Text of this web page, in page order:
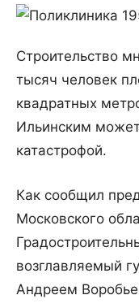
Строительство
тысяч человек
квадратных
Ильинским может
катастрофой.
Как сообщил
Московского
возглавляемый
Андреем